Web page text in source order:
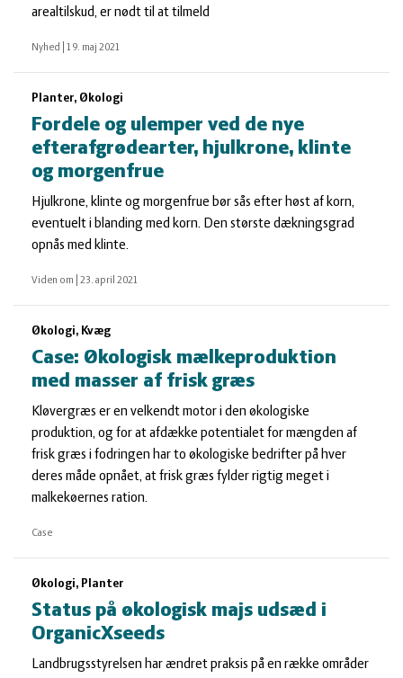
arealtilskud, er nødt til at tilmeld
Nyhed 19. maj 2021
Planter, Økologi
Fordele og ulemper ved de nye
efterafgrødearter, hjulkrone, klinte
og morgenfrue
Hjulkrone, klinte og morgenfrue bør sås efter høst af korn,
eventuelt i blanding med korn. Den største dækningsgrad
opnås med klinte.
Viden om 23. april 2021
Økologi, Kvæg
Case: Økologisk mælkeproduktion
med masser af frisk græs
Kløvergræs er en velkendt motor i den økologiske
produktion, og for at afdække potentialet for mængden af
frisk græs i fodringen har to økologiske bedrifter på hver
deres måde opnået, at frisk græs fylder rigtig meget i
malkekøernes ration.
Case
Økologi, Planter
Status på økologisk majs udsæd i
OrganicXseeds
Landbrugsstyrelsen har ændret praksis på en række områder